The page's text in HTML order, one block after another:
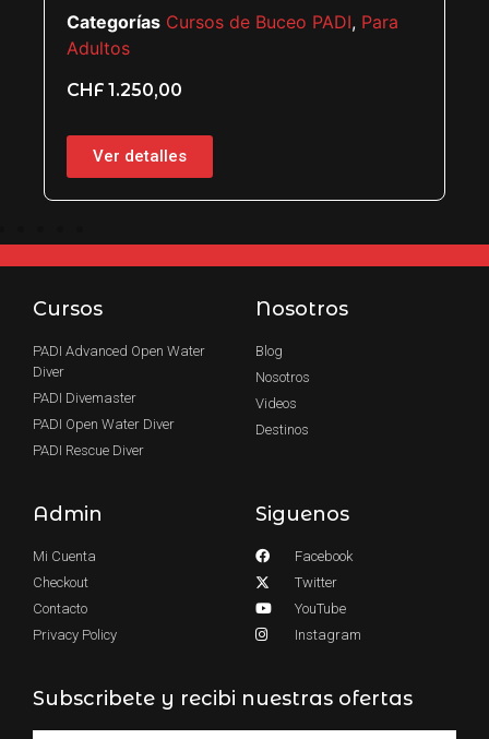
CHF 850,00
Cursos
PADI Advanced Open Water
Diver
PADI Divemaster
PADI Open Water Diver
PADI Rescue Diver
Nosotros
Blog
Nosotros
Videos
Destinos
Admin
Mi Cuenta
Checkout
Contacto
Privacy Policy
Siguenos
Facebook
Twitter
YouTube
Instagram
Subscribete y recibi nuestras ofertas